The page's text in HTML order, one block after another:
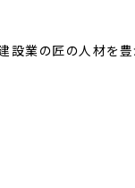
設業の匠の人材を豊